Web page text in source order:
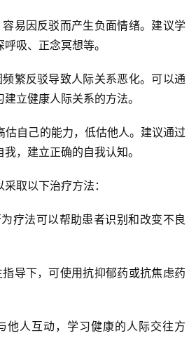
易因反驳而产生负面情绪。建议学
吸、正念冥想等。
繁反驳导致人际关系恶化。可以通
立健康人际关系的方法。
估自己的能力，低估他人。建议通过
，建立正确的自我认知。
取以下治疗方法：
疗法可以帮助患者识别和改变不良
导下，可使用抗抑郁药或抗焦虑药
他人互动，学习健康的人际交往方